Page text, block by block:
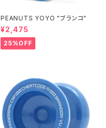
PEANUTS YOYO "ブランコ"
¥2,475
25%OFF